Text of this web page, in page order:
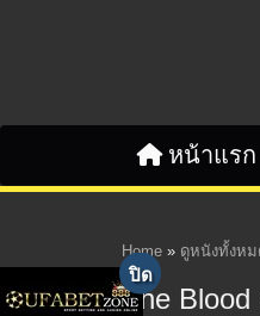
หน้าแรก
Home » ดูหนังทั้งห
The